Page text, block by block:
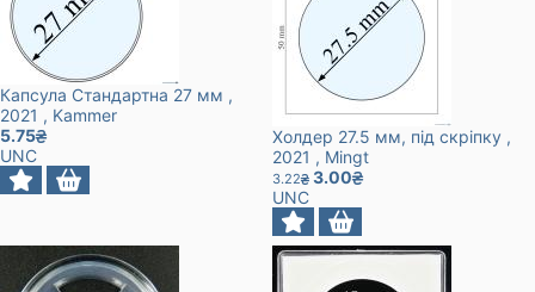
Капсула Стандартна 27 мм ,
2021 , Kammer
5.75
UNC
Холдер 27.5 мм, під скріпку ,
2021 , Mingt
3.22
3.00
UNC